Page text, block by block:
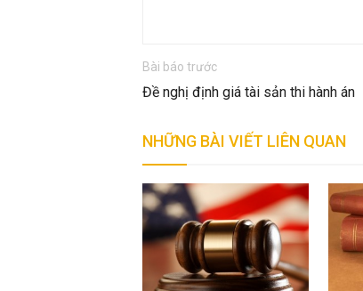
Bài báo trước
Đề nghị định giá tài sản thi hành án
NHỮNG BÀI VIẾT LIÊN QUAN